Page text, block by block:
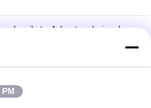
le pilote Adapter de jambe
tungstène
12° de diamètre 40